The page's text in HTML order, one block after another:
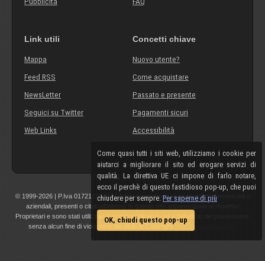
Come quasi tutti i siti web, utilizziamo i cookie per
aiutarci a migliorare il sito ed erogare servizi di
qualità. La direttiva UE ci impone di farlo notare,
ecco il perchè di questo fastidioso pop-up, che puoi
chiudere per sempre.Per saperne di più
OK, chiudi questo pop-up
Link utili
Mappa
Feed RSS
NewsLetter
Seguici su Twitter
Web Links
Concetti chiave
Nuovo utente?
Come acquistare
Passato e presente
Pagamenti sicuri
Accessibilità
© 1999-2026 | P.Iva 01721210308 | Tutti i componenti, marchi, nomi commerciali o
aziendali, presenti o citati all'interno di questo sito appartengono ai rispettivi
Proprietari e sono stati utilizzati a scopo esplicativo ed a beneficio del possessore,
senza alcun fine di violazione dei diritti di Copyright.
Maggiori informazioni